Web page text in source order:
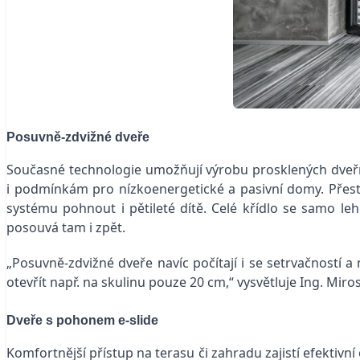
Posuvně-zdvižné dveře
Současné technologie umožňují výrobu prosklených
i podmínkám pro nízkoenergetické a pasivní domy.
systému pohnout i pětileté dítě. Celé křídlo se samo
posouvá tam i zpět.
„Posuvně-zdvižné dveře navíc počítají i se setrvačností
otevřít např. na skulinu pouze 20 cm,“ vysvětlujeIng.
Dveře s pohonem e-slide
Komfortnější přístup na terasu či zahradu zajistí